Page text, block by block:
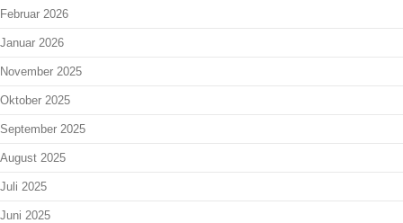
Februar 2026
Januar 2026
November 2025
Oktober 2025
September 2025
August 2025
Juli 2025
Juni 2025